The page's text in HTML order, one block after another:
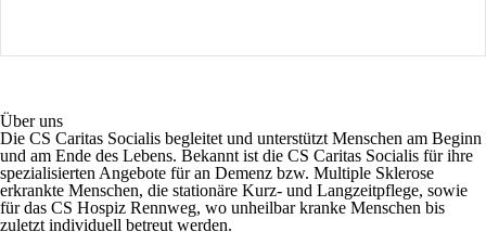
Über uns
Die CS Caritas Socialis begleitet und unterstützt Menschen am Beginn
und am Ende des Lebens. Bekannt ist die CS Caritas Socialis für ihre
spezialisierten Angebote für an Demenz bzw. Multiple Sklerose
erkrankte Menschen, die stationäre Kurz- und Langzeitpflege, sowie
für das CS Hospiz Rennweg, wo unheilbar kranke Menschen bis
zuletzt individuell betreut werden.